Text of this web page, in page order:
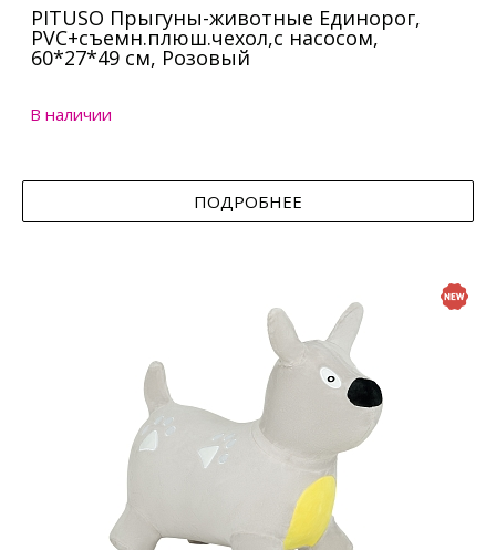
PITUSO Прыгуны-животные Единорог,
PVC+съемн.плюш.чехол,с насосом,
60*27*49 см, Розовый
В наличии
ПОДРОБНЕЕ